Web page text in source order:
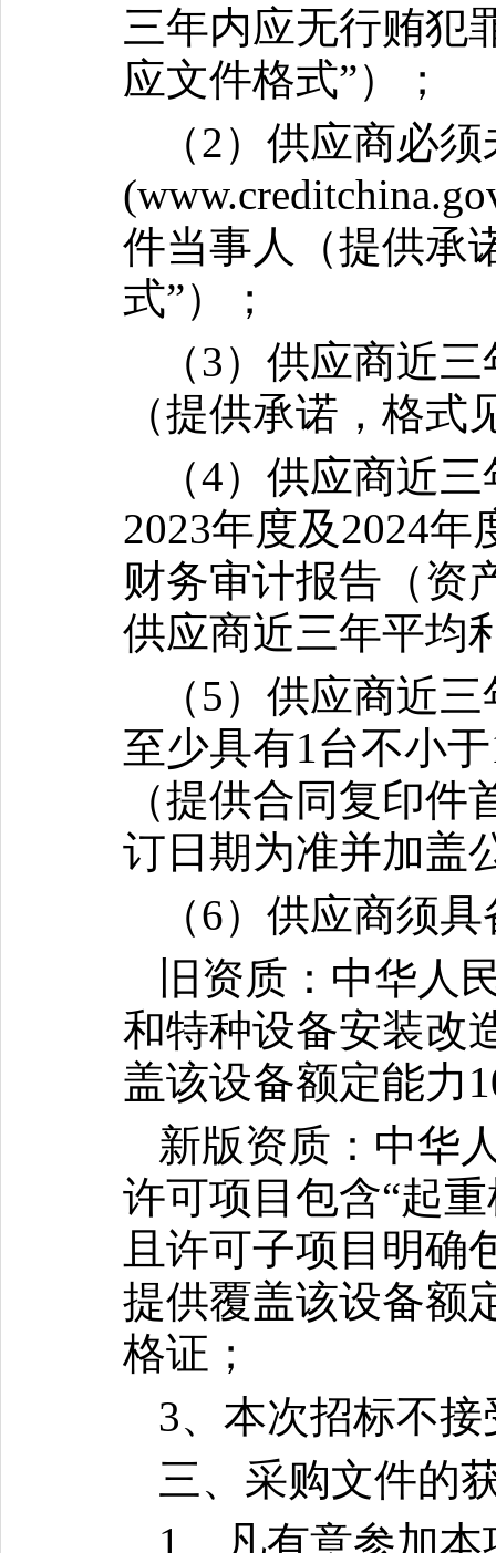
三年内应无行贿犯
应文件格式”）；
（2）供应商必
件当事人（提供承
式”）；
（3）供应商近
（提供承诺，格式
（4）供应商近
2023年度及2024
财务审计报告（资
供应商近三年平均
（5）供应商近
至少具有1台不小
（提供合同复印
订日期为准并加盖
（6）供应商须
旧资质：中华人
和特种设备安装改
盖该设备额定能力
新版资质：中华
许可项目包含“起
且许可子项目明确
提供覆盖该设备额
格证；
3、本次招标不
三、采购文件的
1、凡有意参加